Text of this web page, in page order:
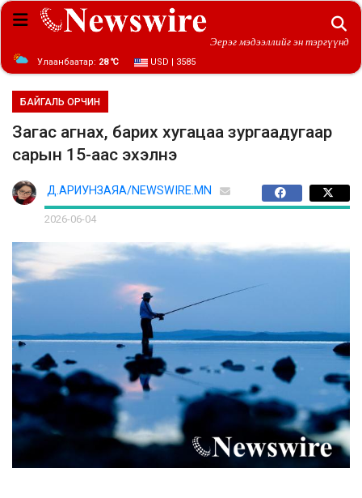
Эерэг мэдээллийг эн тэргүүнд
Улаанбаатар: 28 ℃ USD | 3585
БАЙГАЛЬ ОРЧИН
Загас агнах, барих хугацаа зургаадугаар
сарын 15-аас эхэлнэ
Д.АРИУНЗАЯА/NEWSWIRE.MN
2026-06-04